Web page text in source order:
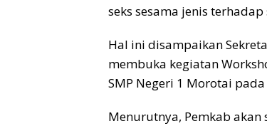
seks sesama jenis
Hal ini disampaikan
membuka kegiatan
SMP Negeri 1 Morotai
Menurutnya, Pemkab